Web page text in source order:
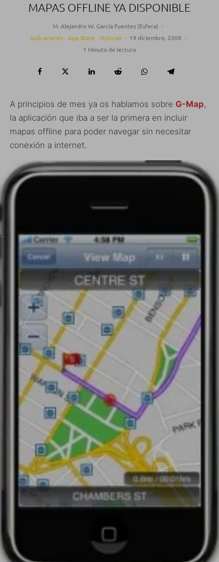
MAPAS OFFLINE YA DISPONIBLE
M. Alejandro W. García Fuentes (Esfera) ·
Aplicaciones
App Store Noticias · 19 diciembre, 2008 ·
1 Minuto de lectura
A principios de mes ya os hablamos sobre G-Map,
la aplicación que iba a ser la primera en incluir
mapas offline para poder navegar sin necesitar
conexión a internet.